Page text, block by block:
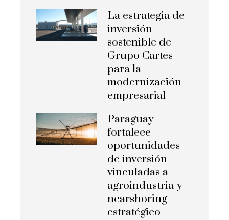
La estrategia de
inversión
sostenible de
Grupo Cartes
para la
modernización
empresarial
Paraguay
fortalece
oportunidades
de inversión
vinculadas a
agroindustria y
nearshoring
estratégico